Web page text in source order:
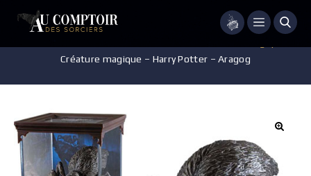
Menu
Créature magique – Harry Potter – Aragog